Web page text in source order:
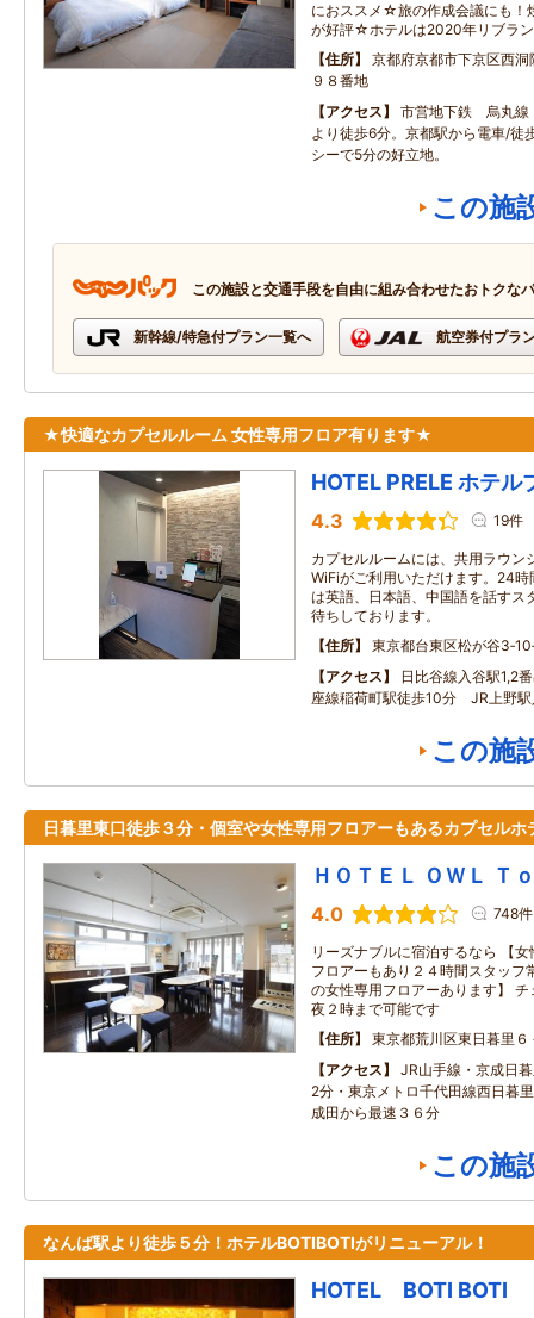
におススメ☆旅の作成会議にも！
が好評☆ホテルは2020年リブラ
住所
京都府京都市下京区西
９８番地
アクセス
市営地下鉄 烏丸線
より徒歩6分。京都駅から電車/徒
シーで5分の好立地。
この施
この施設と交通手段を自由に組み合わせたおトクな
新幹線/特急付プラン一覧へ 航空券付プラ
★快適なカプセルルーム 女性専用フロア有ります★
HOTEL PRELE ホテル
4.3 19件
カプセルルームには、共用ラウン
WiFiがご利用いただけます。24
は英語、日本語、中国語を話すス
待ちしております。
住所
東京都台東区松が谷
アクセス
日比谷線入谷駅1,2
座線稲荷町駅徒歩10分 JR上野駅
この施
日暮里東口徒歩３分・個室や女性専用フロアーもあるカプセルホ
ＨＯＴＥＬ ＯＷＬ Ｔ
4.0 748件
リーズナブルに宿泊するなら 【
フロアーもあり２４時間スタッフ
の女性専用フロアーあります】
夜２時まで可能です
住所
東京都荒川区東日暮里６
アクセス
JR山手線・京成日
2分・東京メトロ千代田線西日暮
成田から最速３６分
この施
なんば駅より徒歩５分！ホテルBOTIBOTIがリニューアル！
HOTEL BOTI BOTI